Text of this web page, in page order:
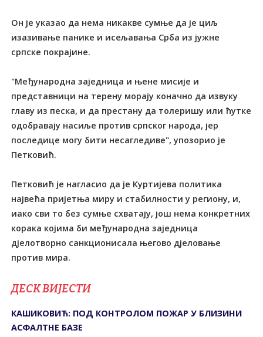
Он је указао да нема никакве сумње да је циљ
изазивање панике и исељавања Срба из јужне
српске покрајине.
"Међународна заједница и њене мисије и
представници на терену морају коначно да извуку
главу из песка, и да престану да толеришу или ћутке
одобравају насиље против српског народа, јер
последице могу бити несагледиве", упозорио је
Петковић.
Петковић је нагласио да је Куртијева политика
највећа пријетња миру и стабилности у региону, и,
иако сви то без сумње схватају, још нема конкретних
корака којима би међународна заједница
дјелотворно санкционисала његово дјеловање
против мира.
ДЕСК ВИЈЕСТИ
КАШИКОВИЋ: ПОД КОНТРОЛОМ ПОЖАР У БЛИЗИНИ
АСФАЛТНЕ БАЗЕ